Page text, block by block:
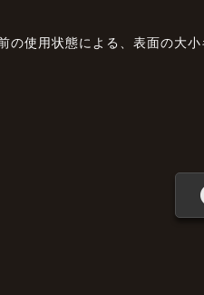
の使用状態による、表面の大